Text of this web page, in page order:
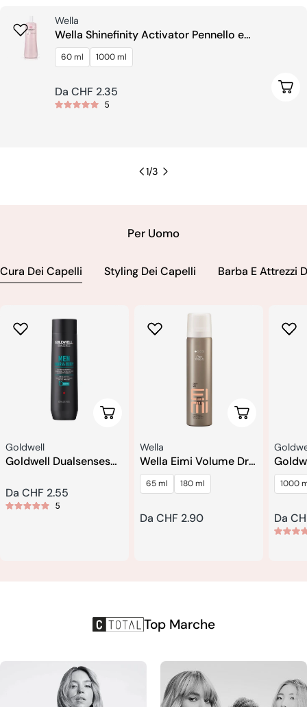
Venditore:
Wella
Wella Shinefinity Activator Pennello e
Ciotola
60 ml 1000 ml
Prezzo
regolare
Da CHF 2.35
5
1/3
Per Uomo
Cura Dei Capelli Styling Dei Capelli Barba E Attrezzi
Scegli Le Opzioni
Venditore:
Goldwell
Goldwell Dualsenses
Capelli e Corpo
Prezzo
regolare
Da CHF 2.55
5
Scegli Le
Venditore:
Wella
Wella Eimi Volume Dry
Me Shampoo Secco
65 ml 180 ml
Prezzo
Da CHF 2.90
Rich
1000
Prezzo
Da
Top Marche